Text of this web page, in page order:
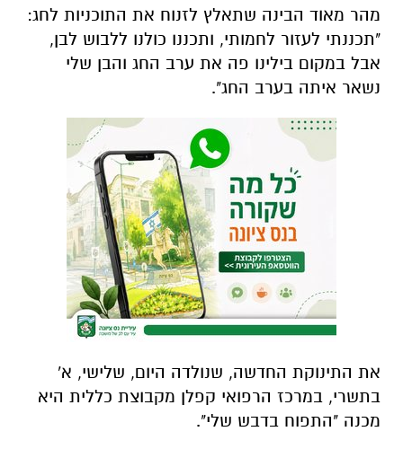
מהר מאוד הבינה שתאלץ לזנוח את התוכניות לחג:
"תכננתי לעזור לחמותי, ותכננו כולנו ללבוש לבן,
אבל במקום בילינו פה את ערב החג והבן שלי
נשאר איתה בערב החג".
את התינוקת החדשה, שנולדה היום, שלישי, א'
בתשרי, במרכז הרפואי קפלן מקבוצת כללית היא
מכנה "התפוח בדבש שלי".